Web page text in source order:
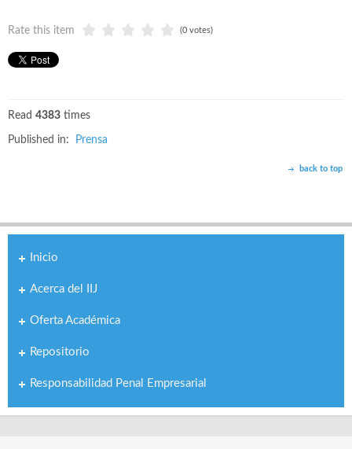
Rate this item (0 votes)
Read 4383 times
Published in: Prensa
back to top
Inicio
Acerca del IIJ
Oferta Académica
Repositorio
Responsabilidad Penal Empresarial